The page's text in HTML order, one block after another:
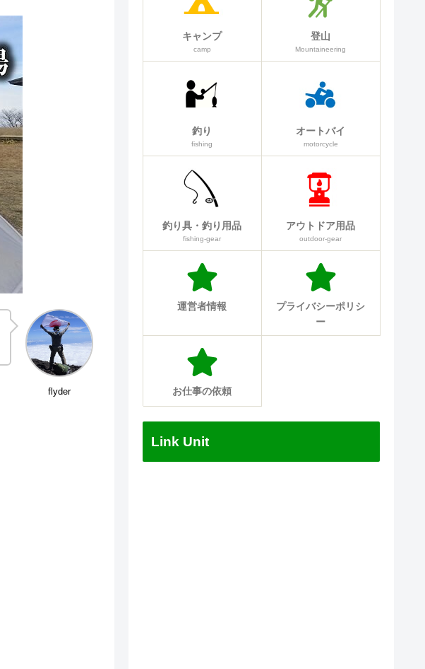
flyder
キャンプ
camp
登山
Mountaineering
釣り
fishing
オートバイ
motorcycle
釣り具・釣り用品
fishing-gear
アウトドア用品
outdoor-gear
運営者情報
プライバシーポリシ
ー
お仕事の依頼
Link Unit